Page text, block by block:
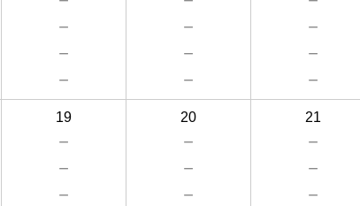
－
－
－
－
－
－
－
－
－
19
－
－
－
20
－
－
－
21
－
－
－